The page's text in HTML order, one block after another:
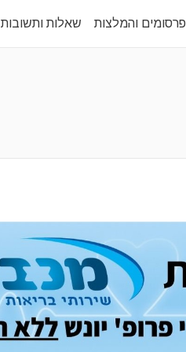
פרסומים והמלצות שאלות ותשובות